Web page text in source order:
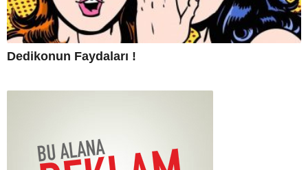
Dedikonun Faydaları !